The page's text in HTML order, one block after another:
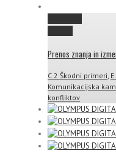
Prenos znanja in
C.2 Škodni primeri,
Komunikacijska
konfliktov